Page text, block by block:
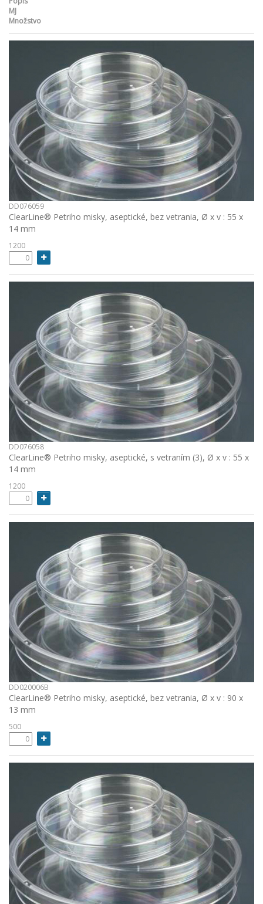
MJ
Množstvo
DD076059
ClearLine® Petriho misky, aseptické, bez vetrania, Ø x v : 55 x
14 mm
1200
DD076058
ClearLine® Petriho misky, aseptické, s vetraním (3), Ø x v : 55 x
14 mm
1200
DD020006B
ClearLine® Petriho misky, aseptické, bez vetrania, Ø x v : 90 x
13 mm
500